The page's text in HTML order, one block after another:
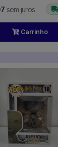
sem juros
Carrinho